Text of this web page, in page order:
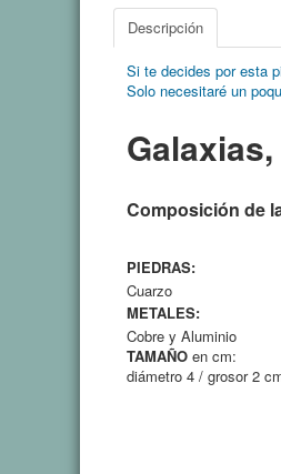
Descripción
Si te decides por esta
Solo necesitaré un
Composición de
PIEDRAS:
Cuarzo
METALES:
Cobre y Aluminio
TAMAÑO en cm:
diámetro 4 / grosor 2